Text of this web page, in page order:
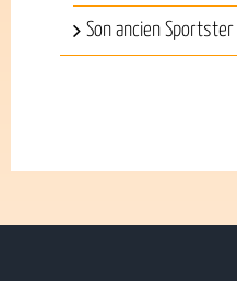
Son ancien Sportster